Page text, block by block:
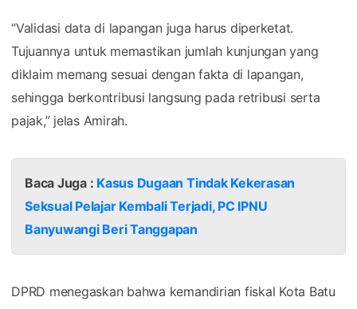
“Validasi data di lapangan juga harus diperketat.
Tujuannya untuk memastikan jumlah kunjungan yang
diklaim memang sesuai dengan fakta di lapangan,
sehingga berkontribusi langsung pada retribusi serta
pajak,” jelas Amirah.
Baca Juga : Kasus Dugaan Tindak Kekerasan
Seksual Pelajar Kembali Terjadi, PC IPNU
Banyuwangi Beri Tanggapan
DPRD menegaskan bahwa kemandirian fiskal Kota Batu